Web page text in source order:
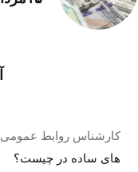
کارشناس روابط عمومی
های ساده در چیست؟